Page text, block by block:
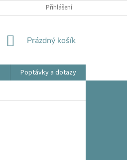
OBCHODNÍ PODMÍNKY
Přihlášení
NÁKUPNÍ
Prázdný košík
Poptávky a dotazy